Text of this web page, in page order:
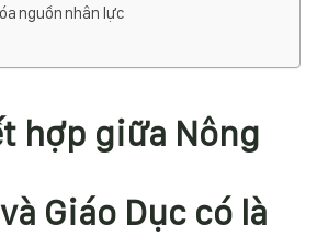
nguồn nhân lực
hợp giữa Nông
Giáo Dục có là